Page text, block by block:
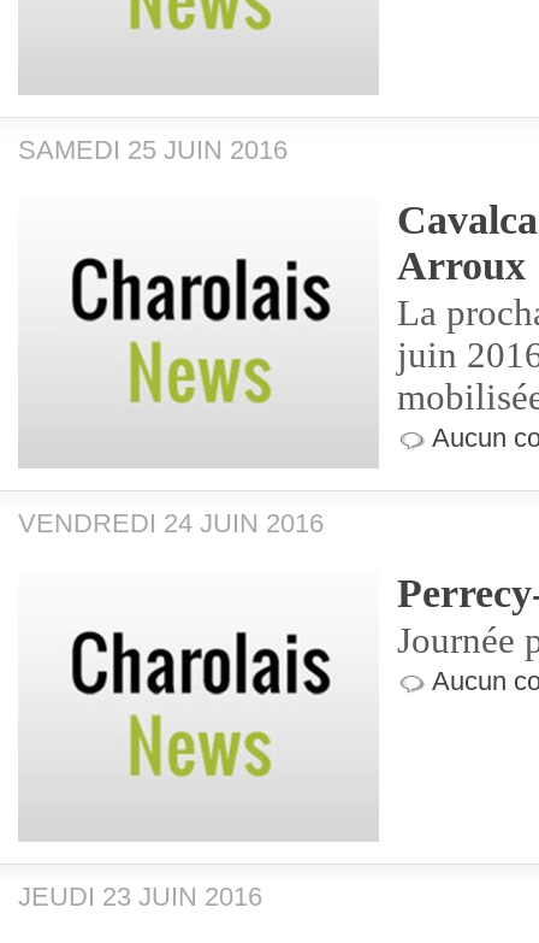
SAMEDI 25 JUIN 2016
Arroux
La
juin
Aucun
VENDREDI 24 JUIN 2016
Journée
Aucun
JEUDI 23 JUIN 2016